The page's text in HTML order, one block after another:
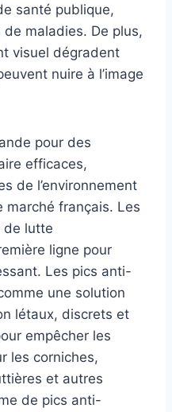
santé publique,
maladies. De plus,
visuel dégradent
nuire à l’image
pour des
efficaces,
de l’environnement
marché français. Les
de lutte
ligne pour
Les pics anti-
une solution
létaux, discrets et
empêcher les
les corniches,
et autres
de pics anti-